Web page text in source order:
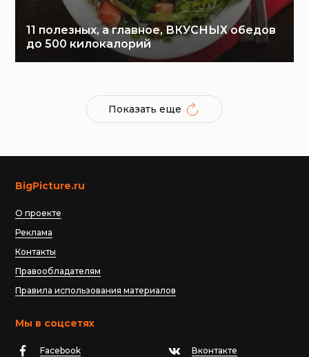
11 полезных, а главное, ВКУСНЫХ обедов
до 500 килокалорий
Показать еще
BigPicture.ru
О проекте
Реклама
Контакты
Правообладателям
Правила использования материалов
Мы в соцсетях
Facebook Вконтакте